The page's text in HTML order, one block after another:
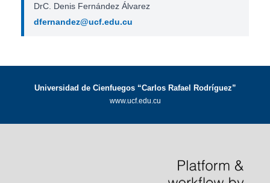
DrC. Denis Fernández Álvarez
dfernandez@ucf.edu.cu
Universidad de Cienfuegos “Carlos Rafael Rodríguez”
www.ucf.edu.cu